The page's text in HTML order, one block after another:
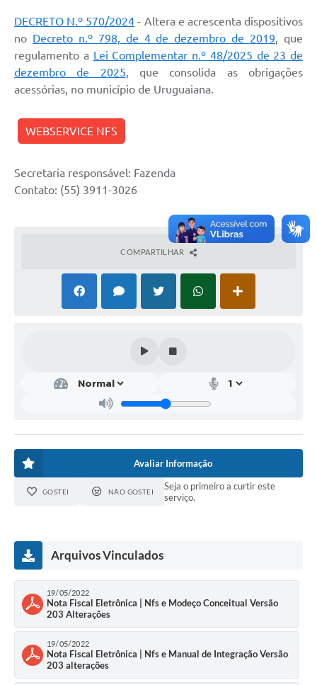
Colégio Agrícola Municipal
SIM - Serviço de Inspeção Municipal
Vigilância Ambiental em Saúde
COPIR - Coordenadoria de Promoção de Igualdade Racial
Galeria de Fotos
Galeria de Vídeos
Telefones Úteis
DECRETO N.º 570/2024 - Altera e acrescenta dispositivos
no Decreto n.º 798, de 4 de dezembro de 2019, que
regulamento a Lei Complementar n.º 48/2025 de 23 de
dezembro de 2025, que consolida as obrigações
acessórias, no município de Uruguaiana.
WEBSERVICE NFS
Secretaria responsável: Fazenda
Contato: (55) 3911-3026
COMPARTILHAR
Avaliar Informação
GOSTEI NÃO GOSTEI
Seja o primeiro a curtir este
serviço.
Arquivos Vinculados
19/05/2022
Nota Fiscal Eletrônica | Nfs e Modeço Conceitual Versão
203 Alterações
19/05/2022
Nota Fiscal Eletrônica | Nfs e Manual de Integração Versão
203 alterações